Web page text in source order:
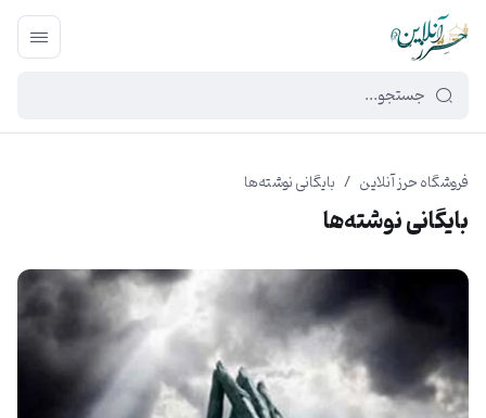
449f43cf-3da2-4422-bb12-2566cb5b8b05
فروشگاه حرز آنلاین / بایگانی نوشته‌ها
بایگانی نوشته‌ها